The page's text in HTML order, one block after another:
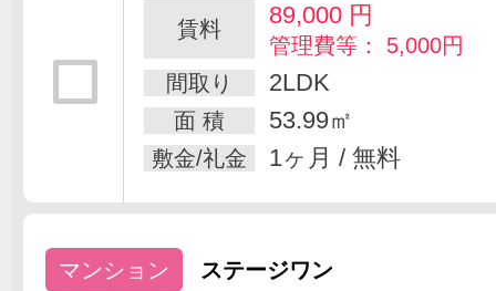
賃料 89,000円
管理費等： 5,000円
間取り
2LDK
面 積 53.99㎡
敷金/礼金 1ヶ月 / 無料
マンション ステージワン